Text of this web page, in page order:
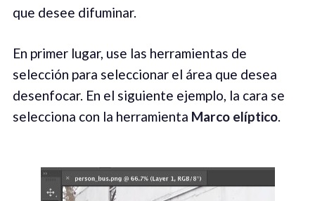
que desee difuminar.
En primer lugar, use las herramientas de
selección para seleccionar el área que desea
desenfocar. En el siguiente ejemplo, la cara se
selecciona con la herramienta Marco elíptico.